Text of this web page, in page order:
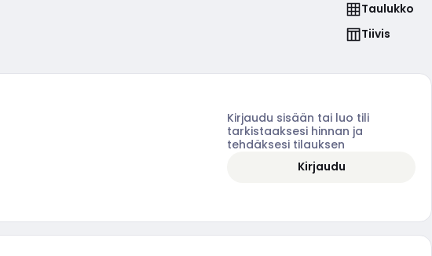
Taulukko
Tiivis
Kirjaudu sisään tai luo tili
tarkistaaksesi hinnan ja
tehdäksesi tilauksen
Kirjaudu